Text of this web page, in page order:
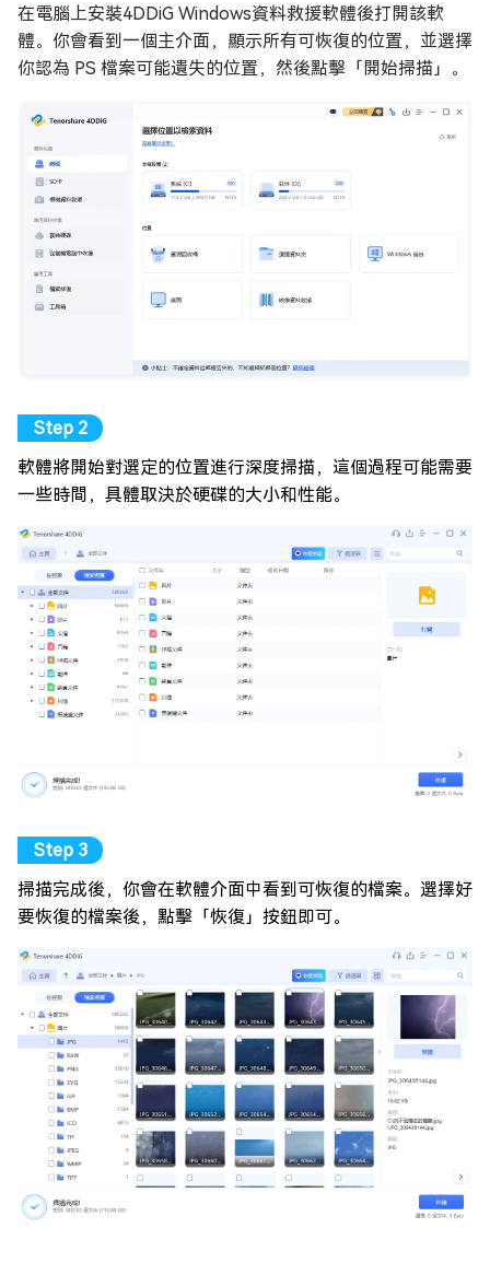
在電腦上安裝4DDiG Windows資料救援軟體後打開該軟
體。你會看到一個主介面，顯示所有可恢復的位置，並選擇
你認為 PS 檔案可能遺失的位置，然後點擊「開始掃描」。
軟體將開始對選定的位置進行深度掃描，這個過程可能需要
一些時間，具體取決於硬碟的大小和性能。
掃描完成後，你會在軟體介面中看到可恢復的檔案。選擇好
要恢復的檔案後，點擊「恢復」按鈕即可。